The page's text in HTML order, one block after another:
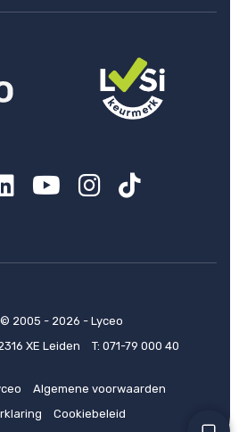
YouTube
Instagram
TikTok
© 2005 - 2026 - Lyceo
XE Leiden
T: 071-79 000 40
Algemene voorwaarden
Cookiebeleid